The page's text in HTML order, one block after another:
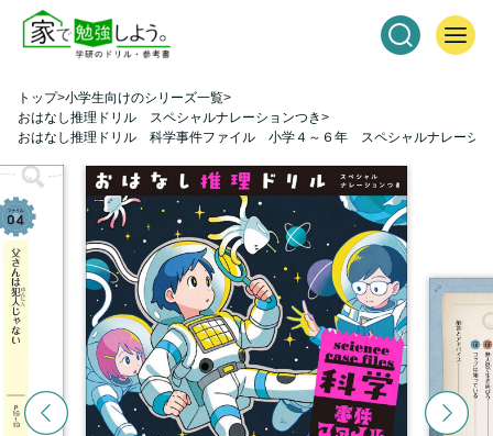
トップ 小学生向けのシリーズ一覧
おはなし推理ドリル スペシャルナレーションつき
おはなし推理ドリル 科学事件ファイル 小学４～６年 スペシャルナレーシ